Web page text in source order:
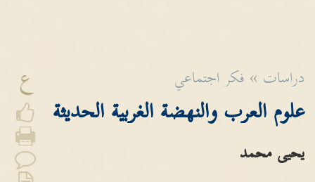
ع دراسات » فكر اجتماعي
علوم العرب والنهضة الغربية الحديثة
يحيى محمد